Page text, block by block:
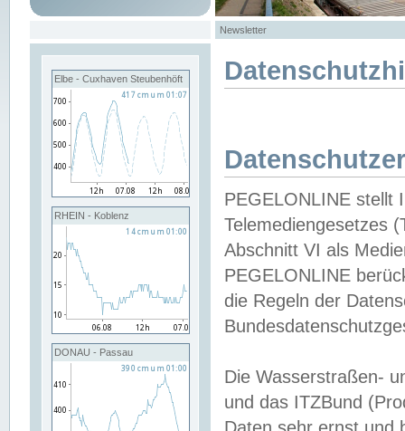
Newsletter
Elbe - Cuxhaven Steubenhöft
RHEIN - Koblenz
DONAU - Passau
PEGELONLINE stellt
Telemediengesetzes
Abschnitt VI als
PEGELONLINE
die Regeln der
Die Wasserstraßen-
und das ITZBund